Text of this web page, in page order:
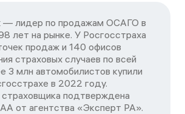
— лидер по продажам ОСАГО в
лет на рынке. У Росгосстраха
продаж и 140 офисов
страховых случаев по всей
3 млн автомобилистов купили
в 2022 году.
подтверждена
от агентства «Эксперт РА».